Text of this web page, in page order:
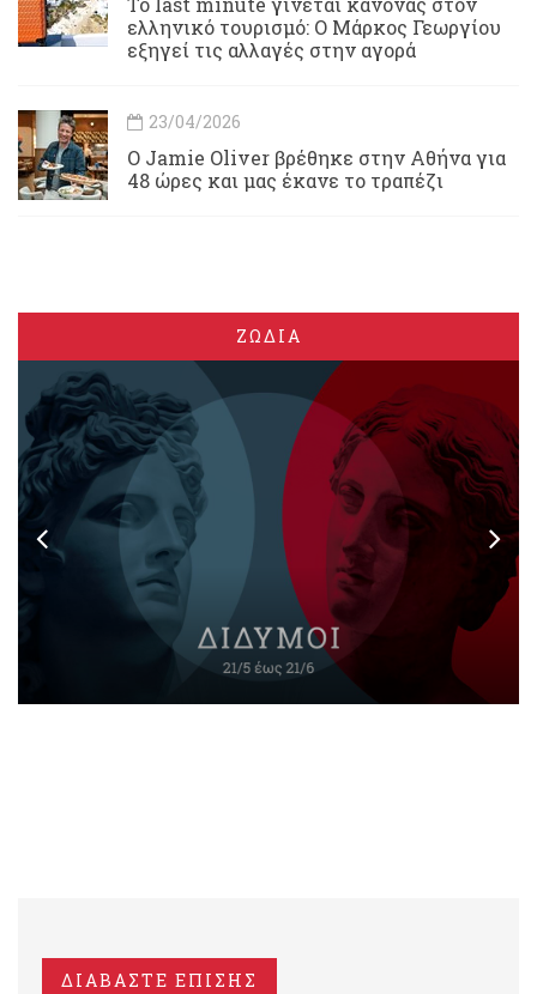
ελληνικό τουρισμό: Ο Μάρκος Γεωργίου
εξηγεί τις αλλαγές στην αγορά
23/04/2026
Ο Jamie Oliver βρέθηκε στην Αθήνα για
48 ώρες και μας έκανε το τραπέζι
ΖΩΔΙΑ
ΔΙΑΒΑΣΤΕ ΕΠΙΣΗΣ